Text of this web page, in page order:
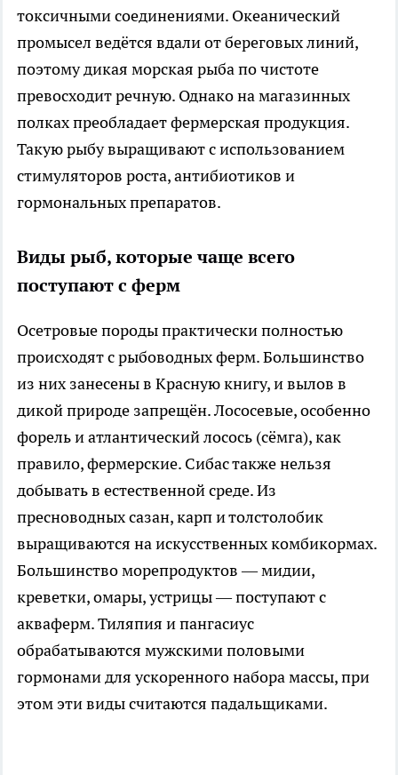
токсичными соединениями. Океанический
промысел ведётся вдали от береговых линий,
поэтому дикая морская рыба по чистоте
превосходит речную. Однако на магазинных
полках преобладает фермерская продукция.
Такую рыбу выращивают с использованием
стимуляторов роста, антибиотиков и
гормональных препаратов.
Виды рыб, которые чаще всего
поступают с ферм
Осетровые породы практически полностью
происходят с рыбоводных ферм. Большинство
из них занесены в Красную книгу, и вылов в
дикой природе запрещён. Лососевые, особенно
форель и атлантический лосось (сёмга), как
правило, фермерские. Сибас также нельзя
добывать в естественной среде. Из
пресноводных сазан, карп и толстолобик
выращиваются на искусственных комбикормах.
Большинство морепродуктов — мидии,
креветки, омары, устрицы — поступают с
акваферм. Тиляпия и пангасиус
обрабатываются мужскими половыми
гормонами для ускоренного набора массы, при
этом эти виды считаются падальщиками.